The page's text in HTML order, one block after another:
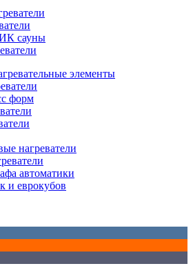
ИК сауны
элементы
форм
нагреватели
автоматики
и еврокубов